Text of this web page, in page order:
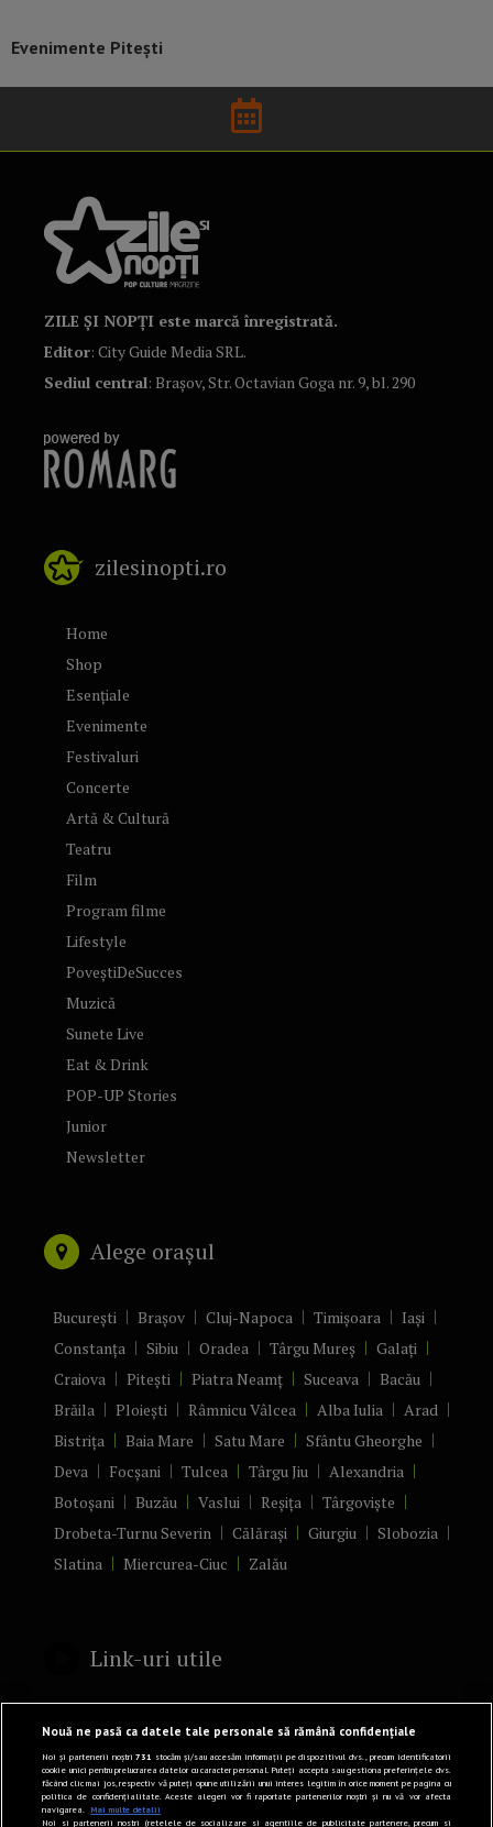
Evenimente Pitești
ZILE ȘI NOPȚI este marcă înregistrată.
Editor: City Guide Media SRL.
Sediul central: Brașov, Str. Octavian Goga nr. 9, bl. 290
zilesinopti.ro
Home
Shop
Esențiale
Evenimente
Festivaluri
Concerte
Artă & Cultură
Teatru
Film
Program filme
Lifestyle
PoveștiDeSucces
Muzică
Sunete Live
Eat & Drink
POP-UP Stories
Junior
Newsletter
Alege orașul
București Brașov Cluj-Napoca Timișoara
Iași
Constanța
Sibiu Oradea Târgu Mureș
Galați
Craiova
Pitești Piatra Neamț Suceava
Bacău
Brăila
Ploiești Râmnicu Vâlcea Alba Iulia
Arad
Bistrița
Baia Mare Satu Mare
Sfântu Gheorghe
Deva
Focșani Tulcea Târgu Jiu
Alexandria
Botoșani
Buzău Vaslui Reșița
Târgoviște
Drobeta-Turnu Severin
Călărași Giurgiu
Slobozia
Slatina
Miercurea-Ciuc Zalău
Link-uri utile
Politică de confidențialitate
Termeni și Condiții
Mediakit Zile si Nopti
Nouă ne pasă ca datele tale personale să rămână confidențiale
Noi și partenerii noștri731 stocăm și/sau accesăm informații pe dispozitivul dvs., precum identificatorii
cookie unici pentru prelucrarea datelor cu caracter personal. Puteți accepta sau gestiona preferințele dvs.
făcând clic mai jos, respectiv vă puteți opune utilizării unui interes legitim în orice moment pe pagina cu
politica de confidențialitate. Aceste alegeri vor fi raportate partenerilor noștri și nu vă vor afecta
navigarea. Mai multe detalii
Noi si partenerii nostri (retelele de socializare si agentiile de publicitate partenere, precum si